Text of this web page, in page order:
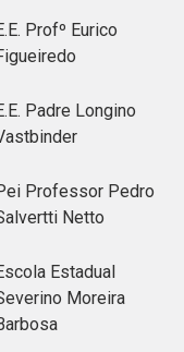
Profº Eurico
Padre Longino
Professor Pedro
Netto
Estadual
Moreira